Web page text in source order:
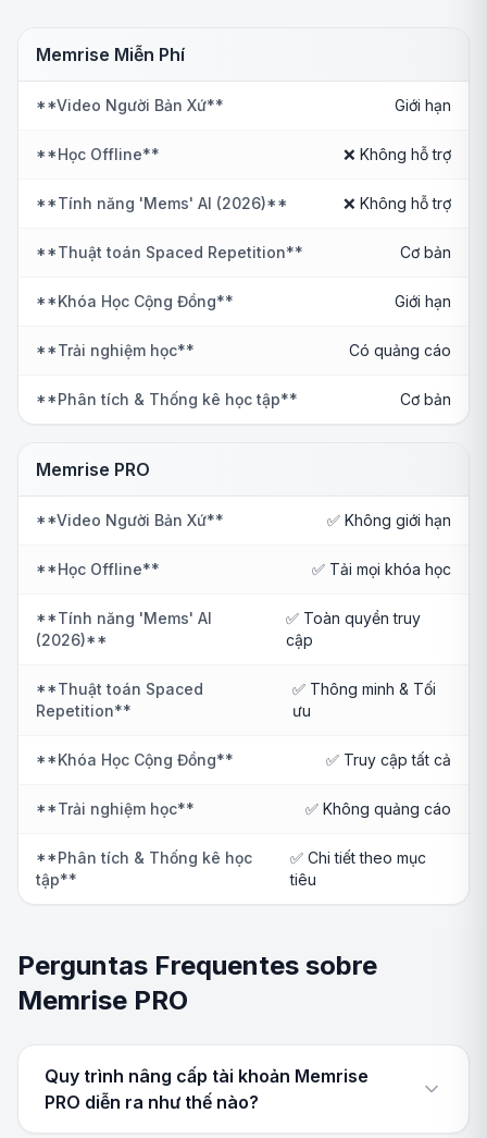
Memrise Miễn Phí
**Video Người Bản Xứ** Giới hạn
**Học Offline** ❌ Không hỗ trợ
**Tính năng 'Mems' AI (2026)** ❌ Không hỗ trợ
**Thuật toán Spaced Repetition** Cơ bản
**Khóa Học Cộng Đồng** Giới hạn
**Trải nghiệm học** Có quảng cáo
**Phân tích & Thống kê học tập** Cơ bản
Memrise PRO
**Video Người Bản Xứ** ✅ Không giới hạn
**Học Offline** ✅ Tải mọi khóa học
**Tính năng 'Mems' AI
(2026)**
✅ Toàn quyền truy
cập
**Thuật toán Spaced
Repetition**
✅ Thông minh & Tối
ưu
**Khóa Học Cộng Đồng** ✅ Truy cập tất cả
**Trải nghiệm học** ✅ Không quảng cáo
**Phân tích & Thống kê học
tập**
✅ Chi tiết theo mục
tiêu
Perguntas Frequentes sobre
Memrise PRO
Quy trình nâng cấp tài khoản Memrise
PRO diễn ra như thế nào?